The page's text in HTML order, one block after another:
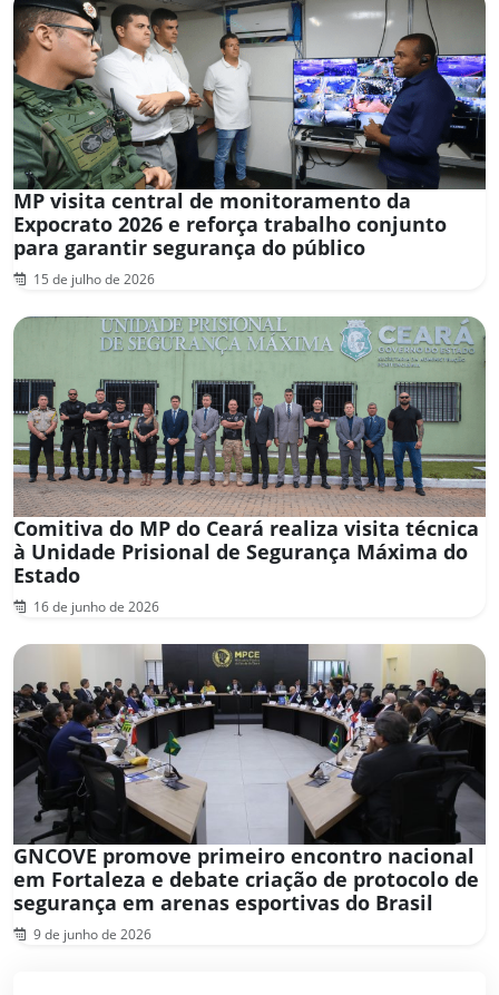
MP visita central de monitoramento da
Expocrato 2026 e reforça trabalho conjunto
para garantir segurança do público
15 de julho de 2026
Comitiva do MP do Ceará realiza visita técnica
à Unidade Prisional de Segurança Máxima do
Estado
16 de junho de 2026
GNCOVE promove primeiro encontro nacional
em Fortaleza e debate criação de protocolo de
segurança em arenas esportivas do Brasil
9 de junho de 2026